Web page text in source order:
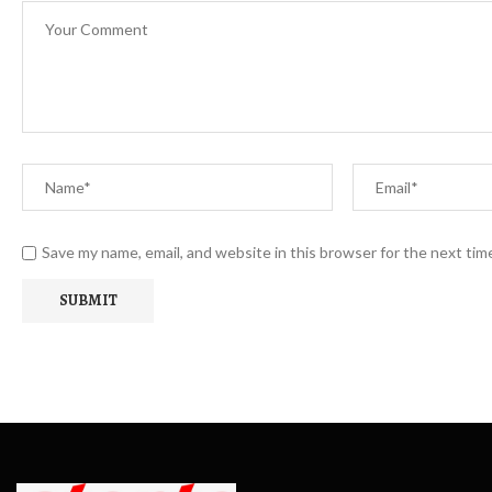
Save my name, email, and website in this browser for the next